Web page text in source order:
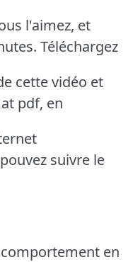
l'aimez, et
Téléchargez
cette vidéo et
pdf, en
suivre le
en